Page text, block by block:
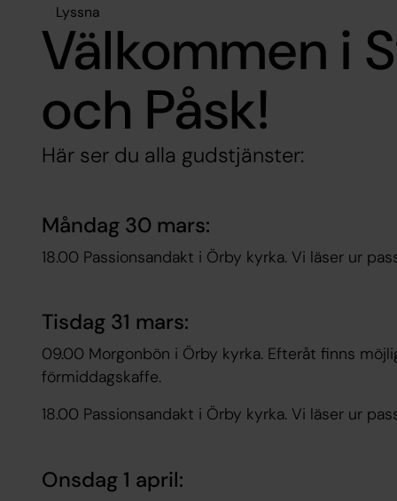
Lyssna
Välkommen i
och Påsk!
Här ser du alla gudstjänster:
Måndag 30 mars:
18.00 Passionsandakt i Örby kyrka. Vi läser ur
Tisdag 31 mars:
09.00 Morgonbön i Örby kyrka. Efteråt finns
förmiddagskaffe.
18.00 Passionsandakt i Örby kyrka. Vi läser ur
Onsdag 1 april: